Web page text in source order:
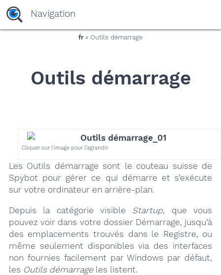
yaaaeag20
Navigation
fr» Outils démarrage
Outils démarrage
Cliquer sur l’image pour l’agrandir
Les Outils démarrage sont le couteau suisse de
Spybot pour gérer ce qui démarre et s’exécute
sur votre ordinateur en arrière-plan.
Depuis la catégorie visible Startup, que vous
pouvez voir dans votre dossier Démarrage, jusqu’à
des emplacements trouvés dans le Registre, ou
même seulement disponibles via des interfaces
non fournies facilement par Windows par défaut,
les Outils démarrageles listent.